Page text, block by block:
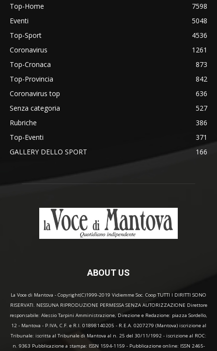
Top-Home
7598
Eventi
5048
Top-Sport
4536
Coronavirus
1261
Top-Cronaca
873
Top-Provincia
842
Coronavirus top
636
Senza categoria
527
Rubriche
386
Top-Eventi
371
GALLERY DELLO SPORT
166
ABOUT US
La Voce di Mantova - Copyright(C)1999-2019 Vidiemme Soc. Coop TUTTI I DIRITTI SONO
RISERVATI. NESSUNA RIPRODUZIONE PERMESSA SENZA AUTORIZZAZIONE Direttore
responsabile: Alessio Tarpini Amministrazione, Direzione e Redazione: piazza Sordello,
12 - Mantova - P.IVA, C.F. e R.I. 01898140205 - R.E.A. 0207279 (Mantova) iscrizione al
Tribunale: iscritta al Tribunale di Mantova al n. 25 del 30/11/1992 - iscrizione al ROC:
n. 9363 Pubblicazione a stampa: ISSN 1594-1159 - Pubblicazione online: ISSN 2465-